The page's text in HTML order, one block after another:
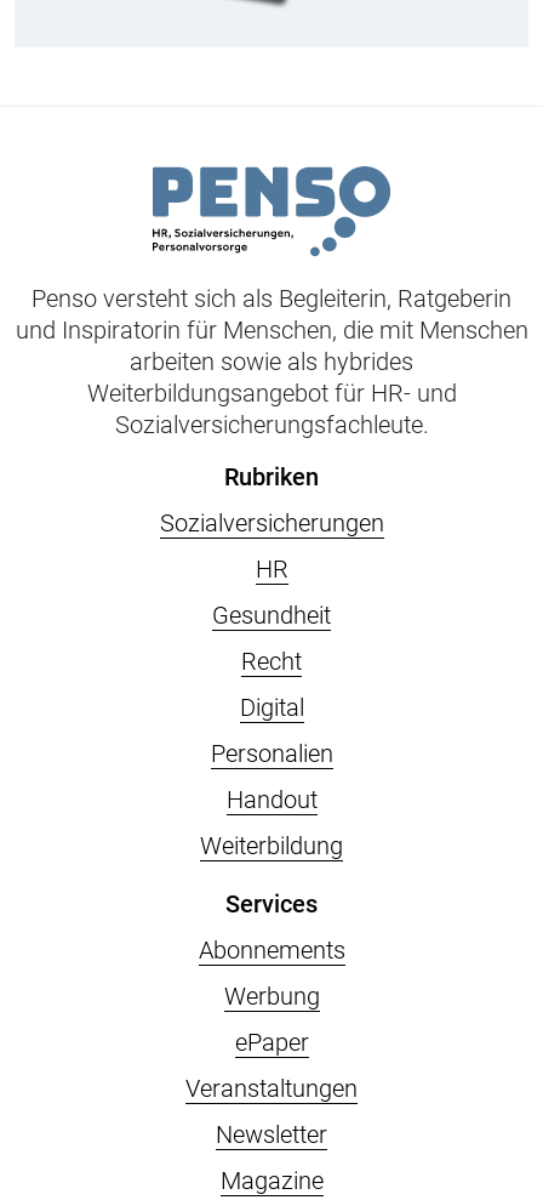
Penso versteht sich als Begleiterin, Ratgeberin
und Inspiratorin für Menschen, die mit Menschen
arbeiten sowie als hybrides
Weiterbildungsangebot für HR- und
Sozialversicherungsfachleute.
Rubriken
Sozialversicherungen
HR
Gesundheit
Recht
Digital
Personalien
Handout
Weiterbildung
Services
Abonnements
Werbung
ePaper
Veranstaltungen
Newsletter
Magazine